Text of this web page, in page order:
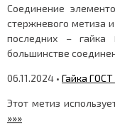
Соединение
стержневого метиза
последних – гайка
большинстве
06.11.2024 • Гайка
Этот метиз
»»»